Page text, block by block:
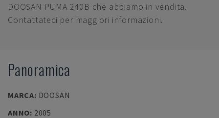
DOOSAN PUMA 240B che abbiamo in vendita.
Contattateci per maggiori informazioni.
Panoramica
MARCA: DOOSAN
ANNO: 2005